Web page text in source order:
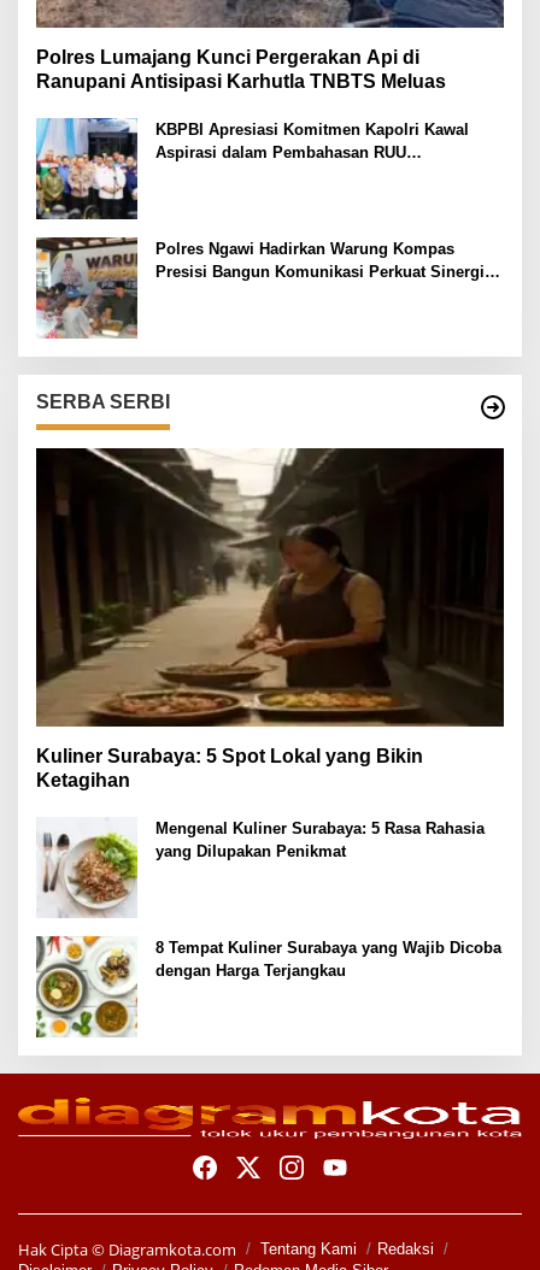
Polres Lumajang Kunci Pergerakan Api di
Ranupani Antisipasi Karhutla TNBTS Meluas
KBPBI Apresiasi Komitmen Kapolri Kawal
Aspirasi dalam Pembahasan RUU
Polres Ngawi Hadirkan Warung Kompas
Presisi Bangun Komunikasi Perkuat Sinergi
SERBA SERBI
Kuliner Surabaya: 5 Spot Lokal yang Bikin
Ketagihan
Mengenal Kuliner Surabaya: 5 Rasa Rahasia
yang Dilupakan Penikmat
8 Tempat Kuliner Surabaya yang Wajib Dicoba
dengan Harga Terjangkau
Hak Cipta © Diagramkota.com Tentang Kami
Redaksi